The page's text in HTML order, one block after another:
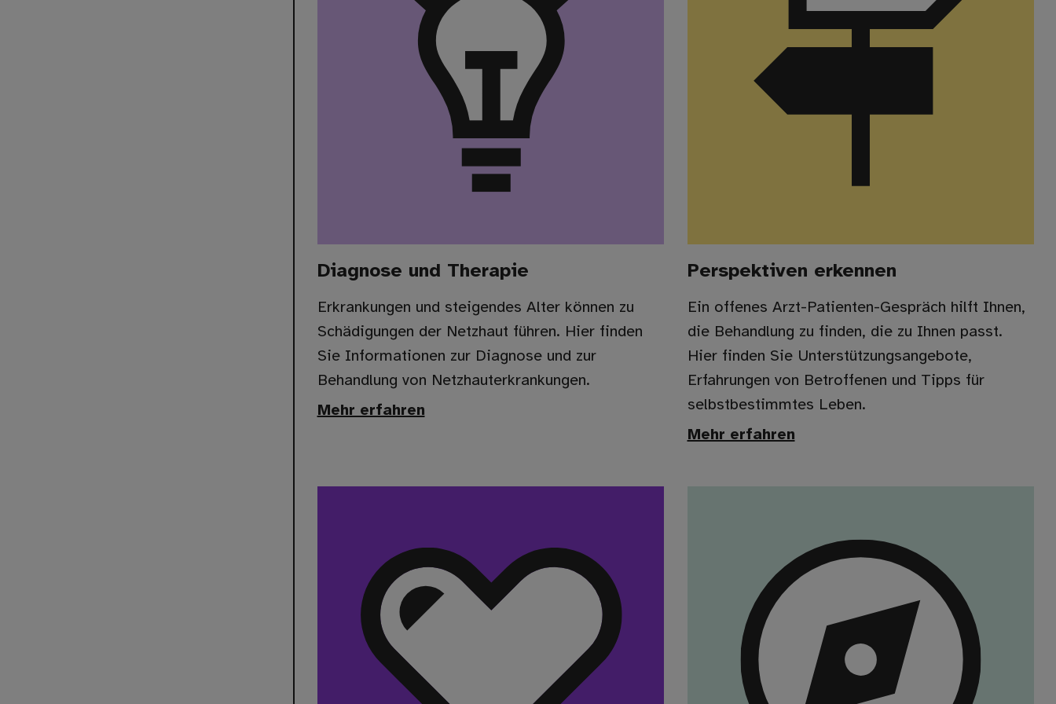
Diagnose und Therapie
Erkrankungen und steigendes Alter können zu
Schädigungen der Netzhaut führen. Hier finden
Sie Informationen zur Diagnose und zur
Behandlung von Netzhauterkrankungen.
Mehr erfahren
Perspektiven erkennen
Ein offenes Arzt-Patienten-Gespräch hilft Ihnen,
die Behandlung zu finden, die zu Ihnen passt.
Hier finden Sie Unterstützungsangebote,
Erfahrungen von Betroffenen und Tipps für
selbstbestimmtes Leben.
Mehr erfahren